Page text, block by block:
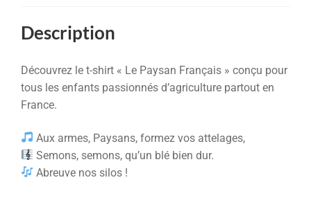
Description
Découvrez le t-shirt « Le Paysan Français » conçu pour
tous les enfants passionnés d’agriculture partout en
France.
Aux armes, Paysans, formez vos attelages,
Semons, semons, qu’un blé bien dur.
Abreuve nos silos !